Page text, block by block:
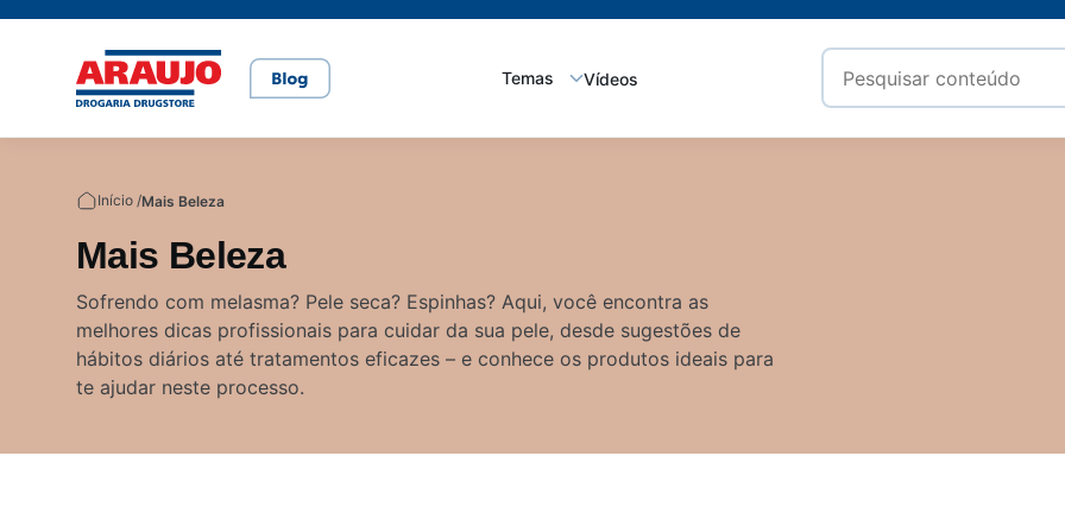
Temas Vídeos
Cuidados com o pet
Rações
Cuidados com a pele
Cuidados com o cabelo
Alimentação
Dicas de cuidados
Alimentação saudável
Bem-estar
Canetas para obesidade
Início /Mais Beleza
Mais Beleza
Sofrendo com melasma? Pele seca? Espinhas? Aqui, você encontra as
melhores dicas profissionais para cuidar da sua pele, desde sugestões de
hábitos diários até tratamentos eficazes – e conhece os produtos ideais para
te ajudar neste processo.